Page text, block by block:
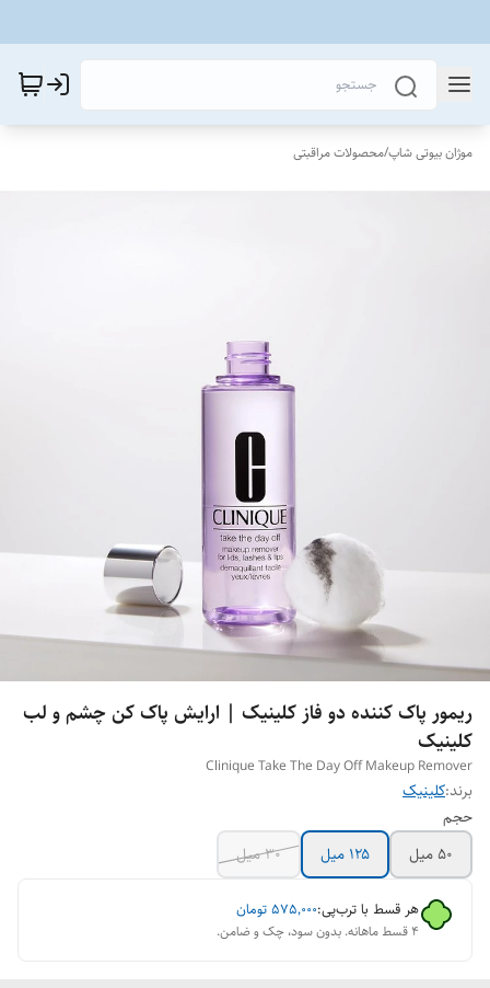
موژان بیوتی شاپ/محصولات مراقبتی
ریمور پاک کننده دو فاز کلینیک | ارایش پاک کن چشم و لب
کلینیک
Clinique Take The Day Off Makeup Remover
برند:کلینیک
حجم
۵۰ میل
۱۲۵ میل ۳۰ میل
هر قسط با ترب‌پی:۵۷۵٬۰۰۰ تومان
۴ قسط ماهانه. بدون سود، چک و ضامن.